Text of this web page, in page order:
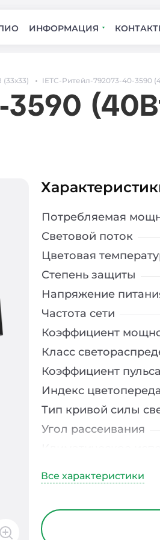
ИНФОРМАЦИЯ
(33х33) IETC-Ритейл-792073-40-3590
3590
Потребляемая
Световой поток
Цветовая
Степень защиты
Напряжение
Частота сети
Коэффициент
Класс
Коэффициент
Индекс
Тип кривой силы
Угол рассеивания
Тип рассеивателя
Класс защиты от
Материал корпуса